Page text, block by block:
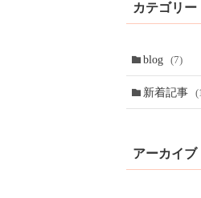
カテゴリー
blog (7)
新着記事
アーカイブ